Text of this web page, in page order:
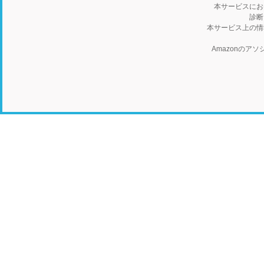
本サービスに
診
本サービス上の
Amazonのアソ